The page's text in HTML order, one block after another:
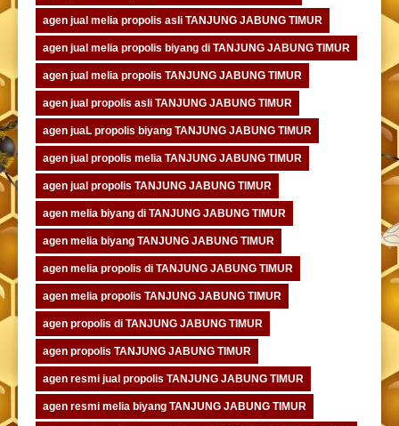
agen jual melia propolis asli TANJUNG JABUNG TIMUR
agen jual melia propolis biyang di TANJUNG JABUNG TIMUR
agen jual melia propolis TANJUNG JABUNG TIMUR
agen jual propolis asli TANJUNG JABUNG TIMUR
agen juaL propolis biyang TANJUNG JABUNG TIMUR
agen jual propolis melia TANJUNG JABUNG TIMUR
agen jual propolis TANJUNG JABUNG TIMUR
agen melia biyang di TANJUNG JABUNG TIMUR
agen melia biyang TANJUNG JABUNG TIMUR
agen melia propolis di TANJUNG JABUNG TIMUR
agen melia propolis TANJUNG JABUNG TIMUR
agen propolis di TANJUNG JABUNG TIMUR
agen propolis TANJUNG JABUNG TIMUR
agen resmi jual propolis TANJUNG JABUNG TIMUR
agen resmi melia biyang TANJUNG JABUNG TIMUR